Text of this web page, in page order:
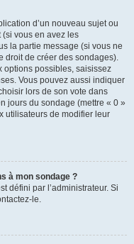
d’un nouveau sujet ou
(si vous en avez les
la partie message (si vous ne
droit de créer des sondages).
options possibles, saisissez
Vous pouvez aussi indiquer
lors de son vote dans
jours du sondage (mettre « 0 »
utilisateurs de modifier leur
à mon sondage ?
défini par l’administrateur. Si
le.